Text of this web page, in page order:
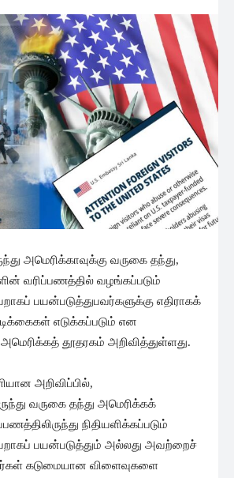
அமெரிக்காவுக்கு வருகை தந்து,
வரிப்பணத்தில் வழங்கப்படும்
பயன்படுத்துபவர்களுக்கு எதிராகக்
எடுக்கப்படும் என
தூதரகம் அறிவித்துள்ளது.
அறிவிப்பில்,
வருகை தந்து அமெரிக்கக்
நிதியளிக்கப்படும்
பயன்படுத்தும் அல்லது அவற்றைச்
கடுமையான விளைவுகளை